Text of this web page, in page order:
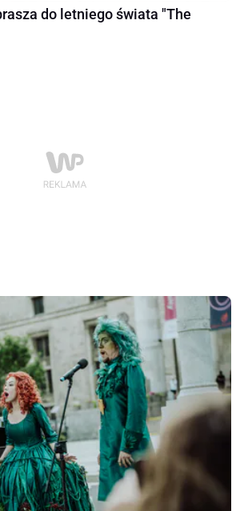
do letniego świata "The